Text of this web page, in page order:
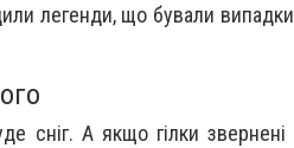
легенди, що бували
сніг. А якщо гілки